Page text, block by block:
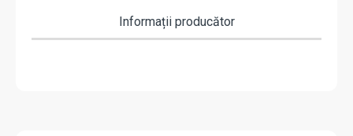
Informații producător